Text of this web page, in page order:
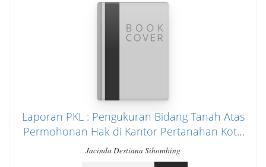
Laporan PKL : Pengukuran Bidang Tanah Atas
Permohonan Hak di Kantor Pertanahan Kota
Pekanbaru
Jacinda Destiana Sihombing